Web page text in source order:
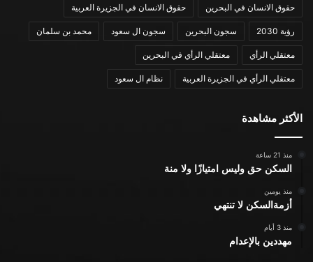
حقوق الانسان في البحرين حقوق الانسان في الجزيرة العربية
رؤية 2030 سجون البحرين سجون ال سعود محمد بن سلمان
معتقلي الرأي معتقلي الرأي في البحرين
معتقلي الرأي في الجزيرة العربية نظام ال سعود
الأكثر مشاهدة
منذ 21 ساعة
السكن حق وليس امتيازًا ولا منة
منذ يومين
أزمةالسكن لا تنتهي
منذ 3 أيام
مهددين بالإعدام